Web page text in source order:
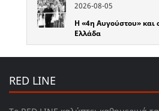
2026-08-05
Η «4η Αυγούστου» και
Ελλάδα
RED LINE